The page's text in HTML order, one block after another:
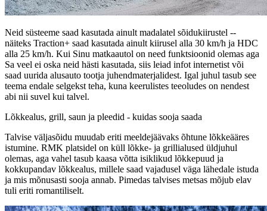
Neid süsteeme saad kasutada ainult madalatel sõidukiirustel --
näiteks Traction+ saad kasutada ainult kiirusel alla 30 km/h ja HDC
alla 25 km/h. Kui Sinu matkaautol on need funktsioonid olemas aga
Sa veel ei oska neid hästi kasutada, siis leiad infot internetist või
saad uurida alusauto tootja juhendmaterjalidest. Igal juhul tasub see
teema endale selgekst teha, kuna keerulistes teeoludes on nendest
abi nii suvel kui talvel.
Lõkkealus, grill, saun ja pleedid - kuidas sooja saada
Talvise väljasõidu muudab eriti meeldejäävaks õhtune lõkkeääres
istumine. RMK platsidel on küll lõkke- ja grillialused üldjuhul
olemas, aga vahel tasub kaasa võtta isiklikud lõkkepuud ja
kokkupandav lõkkealus, millele saad vajadusel väga lähedale istuda
ja mis mõnusasti sooja annab. Pimedas talvises metsas mõjub elav
tuli eriti romantiliselt.